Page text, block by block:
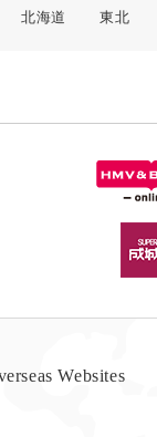
北海道 東北
Websites